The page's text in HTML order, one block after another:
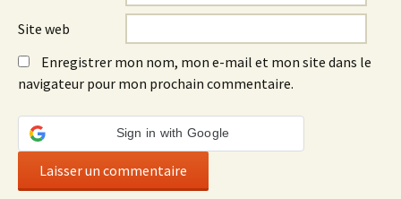
Site web
Enregistrer mon nom, mon e-mail et mon site dans le
navigateur pour mon prochain commentaire.
Sign in with Google